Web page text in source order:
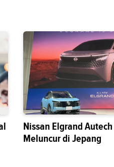
Nissan Elgrand
Meluncur di Jepang